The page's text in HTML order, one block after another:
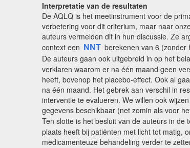
Interpretatie van de resultaten
De AQLQ is het meetinstrument voor de
verbetering voor dit criterium, maar naar
auteurs vermelden dit in hun discussie. Ze
context een NNT berekenen van 6 (zonder
De auteurs gaan ook uitgebreid in op het
verklaren waarom er na één maand geen
heeft, bovenop het placebo-effect. Ook al
na één maand. Het gebrek aan verschil in
interventie te evalueren. We willen ook
gegevens beschikbaar (net zomin als voor
Ten slotte is het besluit van de auteurs in de
plaats heeft bij patiënten met licht tot matig,
medicamenteuze behandeling verder te